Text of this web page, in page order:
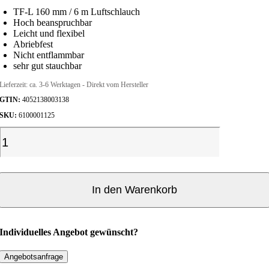
TF-L 160 mm / 6 m Luftschlauch
Hoch beanspruchbar
Leicht und flexibel
Abriebfest
Nicht entflammbar
sehr gut stauchbar
Lieferzeit:ca. 3-6 Werktagen - Direkt vom Hersteller
GTIN: 4052138003138
SKU: 6100001125
In den Warenkorb
Individuelles Angebot gewünscht?
Angebotsanfrage